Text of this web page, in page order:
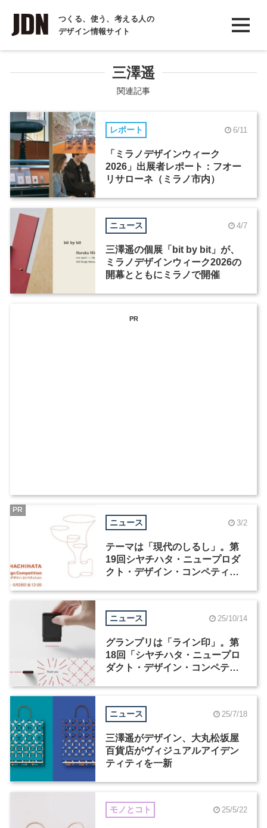
つくる、使う、考える人の
デザイン情報サイト
INTERVIEW
インタビュー
COLUMN
コラム
三澤遥
関連記事
レポート 6/11
「ミラノデザインウィーク
2026」出展者レポート：フオー
リサローネ（ミラノ市内）
ニュース 4/7
三澤遥の個展「bit by bit」が、
ミラノデザインウィーク2026の
開幕とともにミラノで開催
PR
ニュース 3/2
テーマは「現代のしるし」。第
19回シヤチハタ・ニュープロダ
クト・デザイン・コンペティシ
PR
ニュース 25/10/14
グランプリは「ライン印」。第
18回「シヤチハタ・ニュープロ
ダクト・デザイン・コンペティ
ニュース 25/7/18
三澤遥がデザイン、大丸松坂屋
百貨店がヴィジュアルアイデン
ティティを一新
モノとコト 25/5/22